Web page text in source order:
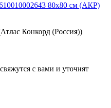
80x80 см (АКР)
Конкорд (Россия))
с вами и уточнят